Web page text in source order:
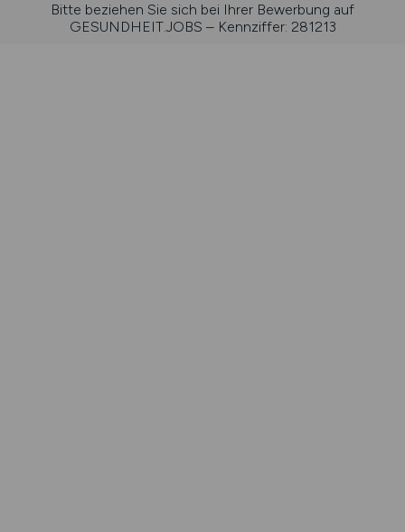
Bitte beziehen Sie sich bei Ihrer Bewerbung auf
GESUNDHEIT.JOBS – Kennziffer: 281213